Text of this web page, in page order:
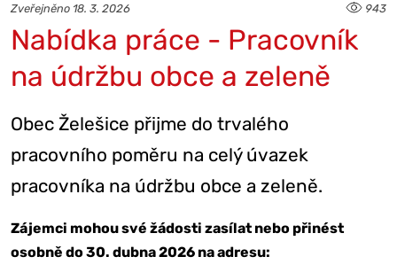
Zveřejněno 18. 3. 2026 943
Nabídka práce - Pracovník
na údržbu obce a zeleně
Obec Želešice přijme do trvalého
pracovního poměru na celý úvazek
pracovníka na údržbu obce a zeleně.
Zájemci mohou své žádosti zasílat nebo přinést
osobně do 30. dubna 2026 na adresu: